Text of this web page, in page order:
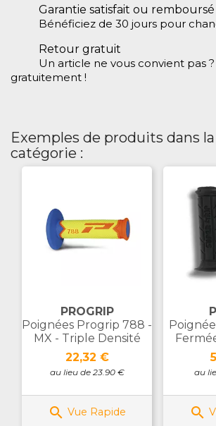
Garantie satisfait ou remboursé
Bénéficiez de 30 jours pour
Retour gratuit
Un article ne vous convient pas
gratuitement !
Exemples de produits dans
catégorie :
PROGRIP
Poignées Progrip 788 -
MX - Triple Densité
Prix
22,32 €
au lieu de 23.90 €
 Vue Rapide
au
